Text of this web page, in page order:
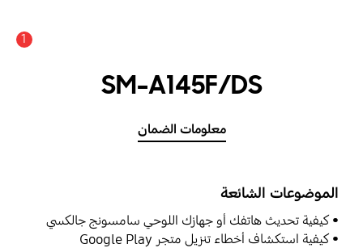
1
SM-A145F/DS
معلومات الضمان
الموضوعات الشائعة
كيفية تحديث هاتفك أو جهازك اللوحي سامسونج جالكسي
كيفية استكشاف أخطاء تنزيل متجر Google Play